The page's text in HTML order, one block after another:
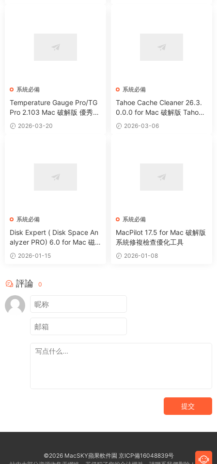
系統必備
Temperature Gauge Pro/TG
Pro 2.103 Mac 破解版 優秀硬
件溫度監測工具
2026-03-20
系統必備
Tahoe Cache Cleaner 26.3.
0.0.0 for Mac 破解版 Tahoe
系統優化防病毒清理軟件
2026-03-06
系統必備
Disk Expert ( Disk Space An
alyzer PRO) 6.0 for Mac 磁
盤分析管理清理工具
2026-01-15
系統必備
MacPilot 17.5 for Mac 破解版
系統修複檢查優化工具
2026-01-08
評論 0
提交
©2026 MacSKY蘋果軟件園 京ICP備16048839号